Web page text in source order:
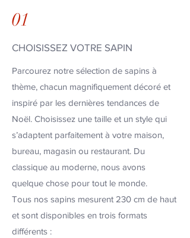
01
CHOISISSEZ VOTRE SAPIN
Parcourez notre sélection de sapins à
thème, chacun magnifiquement décoré et
inspiré par les dernières tendances de
Noël. Choisissez une taille et un style qui
s’adaptent parfaitement à votre maison,
bureau, magasin ou restaurant. Du
classique au moderne, nous avons
quelque chose pour tout le monde.
Tous nos sapins mesurent 230 cm de haut
et sont disponibles en trois formats
différents :